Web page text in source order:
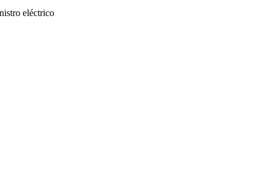
eléctrico